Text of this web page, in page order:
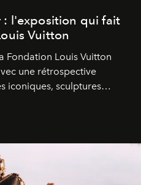
: l'exposition qui fait
Vuitton
Fondation Louis Vuitton
une rétrospective
iconiques, sculptures
l'artiste
imaginés par Frank Gehry